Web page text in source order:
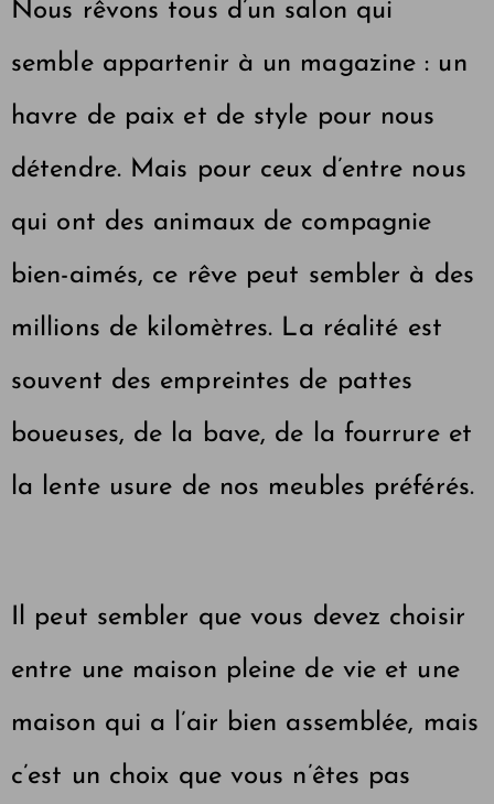
Nous rêvons tous d’un salon qui
semble appartenir à un magazine : un
havre de paix et de style pour nous
détendre. Mais pour ceux d’entre nous
qui ont des animaux de compagnie
bien-aimés, ce rêve peut sembler à des
millions de kilomètres. La réalité est
souvent des empreintes de pattes
boueuses, de la bave, de la fourrure et
la lente usure de nos meubles préférés.
Il peut sembler que vous devez choisir
entre une maison pleine de vie et une
maison qui a l’air bien assemblée, mais
c’est un choix que vous n’êtes pas